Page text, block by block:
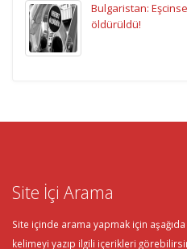
Bulgaristan:
öldürüldü!
Site İçi Arama
Site içinde arama yapmak için
kelimeyi yazıp ilgili içerikleri